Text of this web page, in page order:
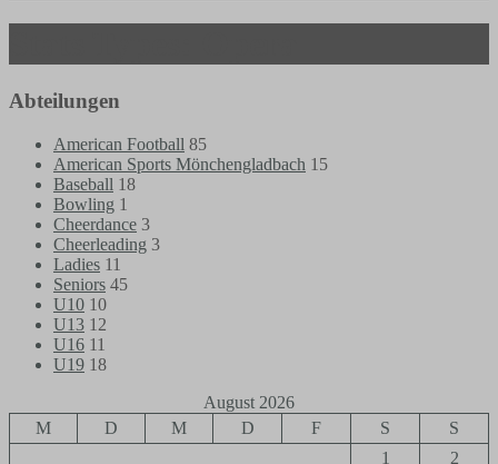
Abteilungen
American Football 85
American Sports Mönchengladbach 15
Baseball 18
Bowling 1
Cheerdance 3
Cheerleading 3
Ladies 11
Seniors 45
U10 10
U13 12
U16 11
U19 18
August 2026
M
D M D F S
S
1
2